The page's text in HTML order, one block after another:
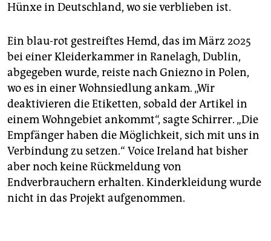
Hünxe in Deutschland, wo sie verblieben ist.
Ein blau-rot gestreiftes Hemd, das im März 2025
bei einer Kleiderkammer in Ranelagh, Dublin,
abgegeben wurde, reiste nach Gniezno in Polen,
wo es in einer Wohnsiedlung ankam. „Wir
deaktivieren die Etiketten, sobald der Artikel in
einem Wohngebiet ankommt“, sagte Schirrer. „Die
Empfänger haben die Möglichkeit, sich mit uns in
Verbindung zu setzen.“ Voice Ireland hat bisher
aber noch keine Rückmeldung von
Endverbrauchern erhalten. Kinderkleidung wurde
nicht in das Projekt aufgenommen.